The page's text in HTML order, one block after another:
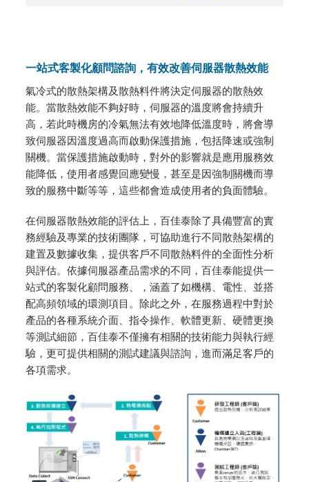
一站式客製化顧問諮詢，有效改善伺服器散熱效能
氣冷式的散熱架構及散熱料件將決定伺服器的散熱效
能。當散熱效能不夠好時，伺服器的溫度將會持續升
高，若此時機房的冷氣無法有效地降低溫度時，將會導
致伺服器因溫度過高而啟動保護措施，包括降速或強制
關機。當保護措施啟動時，對外的影響就是應用服務效
能降低，使用者感覺回應變慢，甚至是因強制關機而導
致的服務中斷等等，這些都會造成使用者的負面體驗。
在伺服器散熱效能的評估上，百佳泰除了具備豐富的實
務經驗及專業的技術團隊，可協助進行不同散熱架構的
建置及數據收集，提供客戶不同散熱料件的全面性分析
與評估。依據伺服器產品需求的不同，百佳泰能提供一
站式的客製化顧問服務、，涵蓋了如機構、電性、並搭
配高頻領域的環測項目。除此之外，在服務過程中對於
產品的各種系統介面、指令操作、軟體更新、硬體更換
等測試細節，百佳泰不僅擁有相關的技術能力與執行經
驗，更可提供相關的測試建議與諮詢，進而滿足客戶的
各項需求。